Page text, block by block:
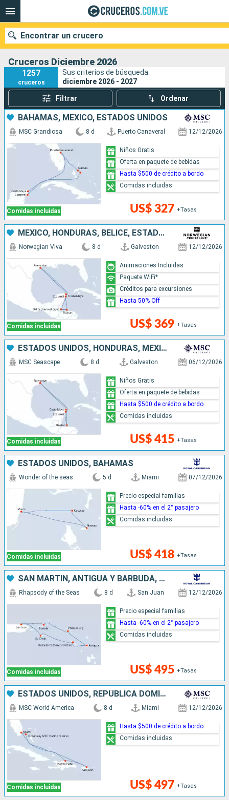
Encontrar un crucero
Nuestros destinos
Fecha de salida
Buscar
Cruceros Diciembre 2026
1257
cruceros
Sus criterios de búsqueda:
diciembre 2026 - 2027
Filtrar Ordenar
BAHAMAS, MÉXICO, ESTADOS UNIDOS
Comidas incluidas
MSC Grandiosa 8 d Puerto Canaveral 12/12/2026
US$ 327 +Tasas
Niños Gratis
Oferta en paquete de bebidas
Hasta $500 de crédito a bordo
Comidas incluidas
MÉXICO, HONDURAS, BELICE, ESTADOS UNIDOS
Comidas incluidas
Norwegian Viva 8 d Galveston 12/12/2026
US$ 369 +Tasas
Animaciones Incluidas
Paquete WiFi*
Créditos para excursiones
Hasta 50% Off
ESTADOS UNIDOS, HONDURAS, MÉXICO
Comidas incluidas
MSC Seascape 8 d Galveston 06/12/2026
US$ 415 +Tasas
Niños Gratis
Oferta en paquete de bebidas
Hasta $500 de crédito a bordo
Comidas incluidas
ESTADOS UNIDOS, BAHAMAS
Comidas incluidas
Wonder of the seas 5 d Miami 07/12/2026
US$ 418 +Tasas
Precio especial familias
Hasta -60% en el 2° pasajero
Comidas incluidas
SAN MARTÍN, ANTIGUA Y BARBUDA, PUERTO RICO
Comidas incluidas
Rhapsody of the Seas 8 d San Juan 12/12/2026
US$ 495 +Tasas
Precio especial familias
Hasta -60% en el 2° pasajero
Comidas incluidas
ESTADOS UNIDOS, REPÚBLICA DOMINICANA, PUERTO RICO, BAHAMAS
Comidas incluidas
MSC World America 8 d Miami 12/12/2026
US$ 497 +Tasas
Hasta $500 de crédito a bordo
Comidas incluidas